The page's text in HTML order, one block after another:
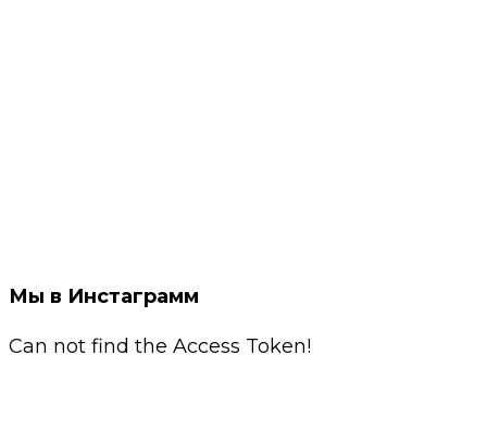
Мы в Инстаграмм
Can not find the Access Token!